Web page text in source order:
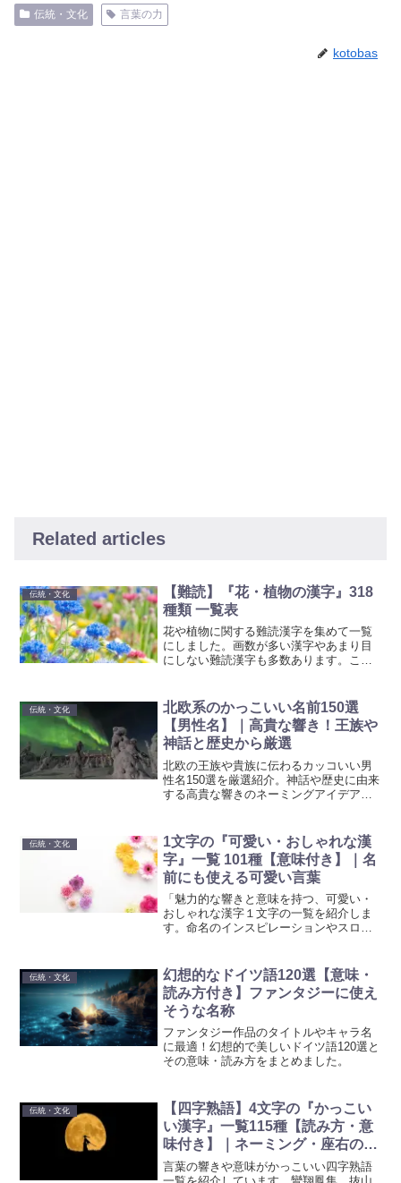
伝統・文化 言葉の力
kotobas
Related articles
伝統・文化
【難読】『花・植物の漢字』318
種類 一覧表
花や植物に関する難読漢字を集めて一覧
にしました。画数が多い漢字やあまり目
にしない難読漢字も多数あります。ここ
漢字を学びながら、花や植物の美しい世
界を楽しんでください。
伝統・文化
北欧系のかっこいい名前150選
【男性名】｜高貴な響き！王族や
神話と歴史から厳選
北欧の王族や貴族に伝わるカッコいい男
性名150選を厳選紹介。神話や歴史に由来
する高貴な響きのネーミングアイデア満
伝統・文化
1文字の『可愛い・おしゃれな漢
字』一覧 101種【意味付き】｜名
前にも使える可愛い言葉
「魅力的な響きと意味を持つ、可愛い・
おしゃれな漢字１文字の一覧を紹介しま
す。命名のインスピレーションやスロー
ください。
伝統・文化
幻想的なドイツ語120選【意味・
読み方付き】ファンタジーに使え
そうな名称
ファンタジー作品のタイトルやキャラ名
に最適！幻想的で美しいドイツ語120選と
その意味・読み方をまとめました。
伝統・文化
【四字熟語】4文字の『かっこい
い漢字』一覧115種【読み方・意
味付き】｜ネーミング・座右の銘
に使える四字熟語
言葉の響きや意味がかっこいい四字熟語